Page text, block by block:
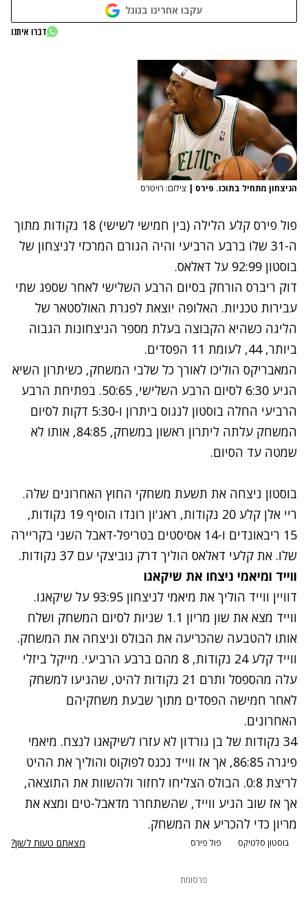
עקבו אחרינו בגוגל
דברו איתנו
הניצחון מתחיל בתוכו. פירס | צילום: רויטרס
פול פירס קלע הלילה (בין חמישי לשישי) 18 נקודות מתוך
ה-31 שלו ברבע הרביעי והיה הגורם המרכזי לניצחון של
בוסטון 92:99 על דאלאס.
דוק ריברס הורחק בסיום הרבע השלישי לאחר שספג שתי
עבירות טכניות. האלופה יוצאת לפגרת האולסטאר של
הליגה כשהיא הקבוצה בעלת מספר הניצחונות הגבוה
ביותר, 44, לעומת 11 הפסדים.
המאבריקס הוליכו לאורך כל שלבי המשחק, כשיתרון השיא
הגיע 6:30 לסיום הרבע השלישי, 50:65. בפתיחת הרבע
הרביעי החלה בוסטון לנגוס ביתרון ו-5:30 דקות לסיום
המשחק עלתה ליתרון ראשון במשחק, 84:85, אותו לא
שמטה עד הסיום.
בוסטון ניצחה את תשעת משחקי החוץ האחרונים שלה.
ריי אלן קלע 20 נקודות, ראג'ון רונדו הוסיף 19 נקודות,
15 ריבאונדים ו-14 אסיסטים בטריפל-דאבל השני בקריירה
שלו. את קלעי דאלאס הוליך דרק נוביצקי עם 37 נקודות.
ווייד ומיאמי ניצחו את שיקאגו
דוויין ווייד הוליך את מיאמי לניצחון 93:95 על שיקאגו.
ווייד מצא את שון מריון 1.1 שניות לסיום המשחק ושלח
אותו להטבעה שהכריעה את הבולס וניצחה את המשחק.
ווייד קלע 24 נקודות, 8 מהם ברבע הרביעי. מייקל ביזלי
עלה מהספסל ותרם 21 נקודות להיט, שהגיעו למשחק
לאחר חמישה הפסדים מתוך שבעת משחקיהם
האחרונים.
34 נקודות של בן גורדון לא עזרו לשיקאגו לנצח. מיאמי
פיגרה 86:85, אך אז ווייד נכנס לפוקוס והוליך את ההיט
לריצת 0:8. הבולס הצליחו לחזור ולהשוות את התוצאה,
אך אז שוב הגיע ווייד, שהשתחרר מדאבל-טים ומצא את
מריון כדי להכריע את המשחק.
בוסטון סלטיקס פול פירס מצאתם טעות לשון?
פרסומת